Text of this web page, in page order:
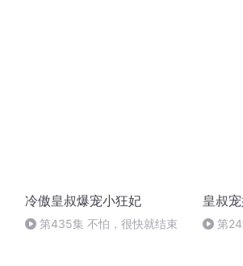
冷傲皇叔爆宠小狂妃
第435集 不怕，很快就结束
皇叔
第